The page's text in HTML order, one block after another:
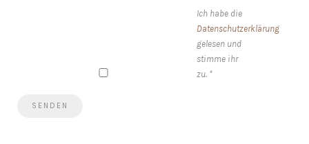
Ich habe die
Datenschutzerklärung
gelesen und
stimme ihr
zu. *